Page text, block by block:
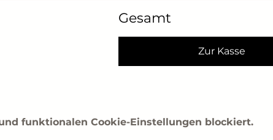
Gesamt
Zur Kasse
funktionalen Cookie-Einstellungen blockiert.